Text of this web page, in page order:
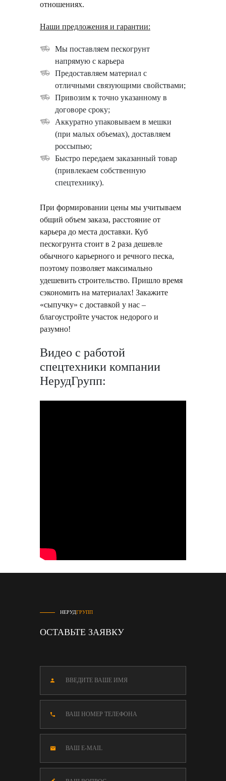
отношениях.
Наши предложения и гарантии:
Мы поставляем пескогрунт
напрямую с карьера
Предоставляем материал с
отличными связующими свойствами;
Привозим к точно указанному в
договоре сроку;
Аккуратно упаковываем в мешки
(при малых объемах), доставляем
россыпью;
Быстро передаем заказанный товар
(привлекаем собственную
спецтехнику).
При формировании цены мы учитываем
общий объем заказа, расстояние от
карьера до места доставки. Куб
пескогрунта стоит в 2 раза дешевле
обычного карьерного и речного песка,
поэтому позволяет максимально
удешевить строительство. Пришло время
сэкономить на материалах! Закажите
«сыпучку» с доставкой у нас –
благоустройте участок недорого и
разумно!
Видео с работой
спецтехники компании
НерудГрупп:
НЕРУДГРУПП
ОСТАВЬТЕ ЗАЯВКУ